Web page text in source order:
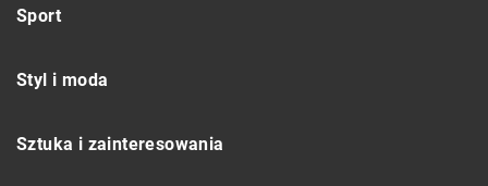
Sport
Styl i moda
Sztuka i zainteresowania